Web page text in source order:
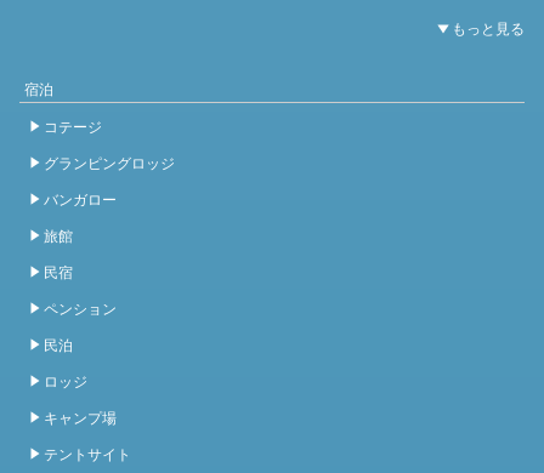
宿泊
コテージ
グランピングロッジ
バンガロー
旅館
民宿
ペンション
民泊
ロッジ
キャンプ場
テントサイト